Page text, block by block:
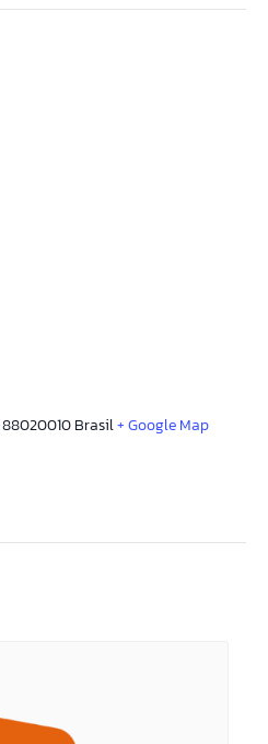
88020010Brasil+ Google Map